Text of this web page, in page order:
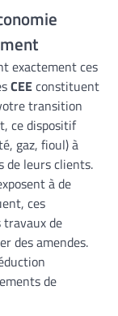
exactement ces
CEEconstituent
transition
ce dispositif
gaz, fioul) à
de leurs clients.
à de
ces
de
des amendes.
de